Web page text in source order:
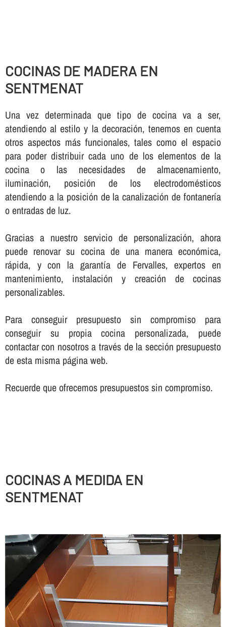
COCINAS DE MADERA EN
SENTMENAT
Una vez determinada que tipo de cocina va a ser,
atendiendo al estilo y la decoración, tenemos en cuenta
otros aspectos más funcionales, tales como el espacio
para poder distribuir cada uno de los elementos de la
cocina o las necesidades de almacenamiento,
iluminación, posición de los electrodomésticos
atendiendo a la posición de la canalización de fontanerí­a
o entradas de luz.
Gracias a nuestro servicio de personalización, ahora
puede renovar su cocina de una manera económica,
rápida, y con la garantí­a de Fervalles, expertos en
mantenimiento, instalación y creación de cocinas
personalizables.
Para conseguir presupuesto sin compromiso para
conseguir su propia cocina personalizada, puede
contactar con nosotros a través de la sección presupuesto
de esta misma página web.
Recuerde que ofrecemos presupuestos sin compromiso.
COCINAS A MEDIDA EN
SENTMENAT